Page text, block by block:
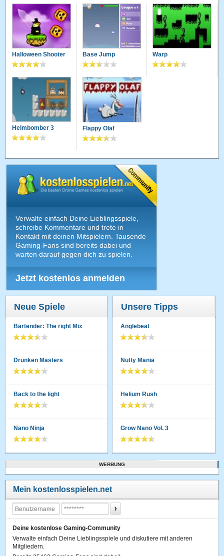
Halloween Shooter Base Jump Warp
Helmbomber 3 Flappy Olaf
Verwalte einfach Deine Lieblingsspiele,
schreibe Kommentare und trete in
Kontakt mit deinen Mitspielern. Tausende
Gaming-Fans sind bereits dabei und
warten darauf gegen dich zu spielen.
Jetzt kostenlos anmelden
Neue Spiele
Bartender: The right Mix
Drunken Masters
Back to the light
Nano Ninja
Unsere Tipps
Anglebeat
Nutty Mania
Helium Rush
Grow Nano Vol. 3
WERBUNG
Mein kostenlosspielen.net
Deine kostenlose Gaming-Community
Verwalte einfach Deine Lieblingsspiele und diskutiere mit anderen
Mitgliedern.